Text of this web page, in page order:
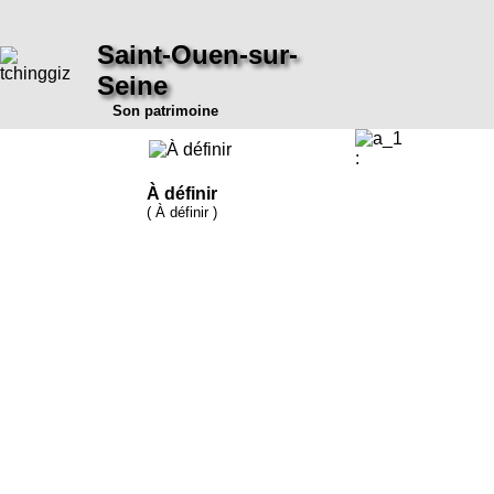
Saint-Ouen-sur-
Seine
Son patrimoine
À définir
( À définir )
: